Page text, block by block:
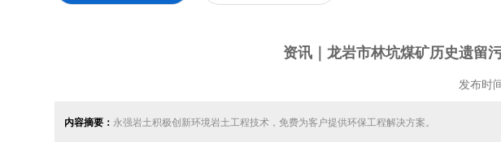
资讯｜龙岩市林坑煤矿历史遗留
发布时
内容摘要： 永强岩土积极创新环境岩土工程技术，免费为客户提供环保工程解决方案。